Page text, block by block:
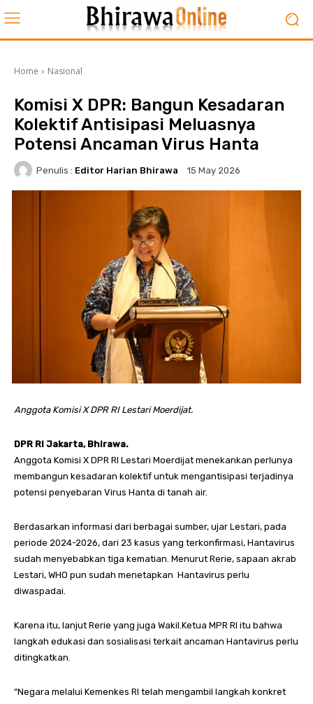
Home Nasional
Komisi X DPR: Bangun Kesadaran
Kolektif Antisipasi Meluasnya
Potensi Ancaman Virus Hanta
Penulis : Editor Harian Bhirawa 15 May 2026
Anggota Komisi X DPR RI Lestari Moerdijat.
DPR RI Jakarta, Bhirawa.
Anggota Komisi X DPR RI Lestari Moerdijat menekankan perlunya
membangun kesadaran kolektif untuk mengantisipasi terjadinya
potensi penyebaran Virus Hanta di tanah air.
Berdasarkan informasi dari berbagai sumber, ujar Lestari, pada
periode 2024-2026, dari 23 kasus yang terkonfirmasi, Hantavirus
sudah menyebabkan tiga kematian. Menurut Rerie, sapaan akrab
Lestari, WHO pun sudah menetapkan Hantavirus perlu
diwaspadai.
Karena itu, lanjut Rerie yang juga Wakil.Ketua MPR RI itu bahwa
langkah edukasi dan sosialisasi terkait ancaman Hantavirus perlu
ditingkatkan.
“Negara melalui Kemenkes RI telah mengambil langkah konkret